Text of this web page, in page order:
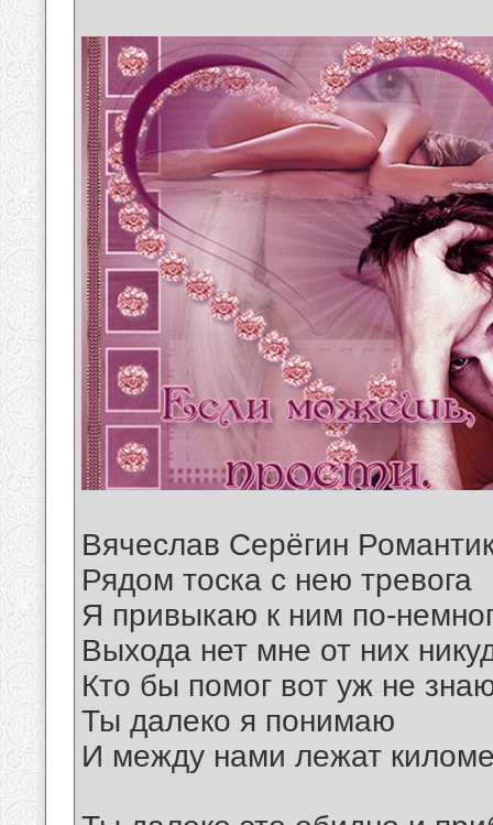
Вячеслав Серёгин
Рядом тоска с нею тревога
Я привыкаю к ним по-
Выхода нет мне от них
Кто бы помог вот уж не
Ты далеко я понимаю
И между нами лежат